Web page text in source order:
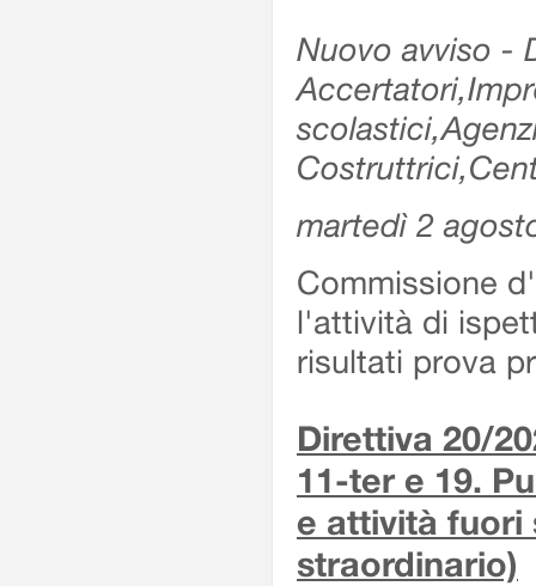
Nuovo avviso -
martedì 2
Commissione
l'attività di
risultati prova
Direttiva 20/
11-ter e 19.
e attività fuori
straordinario)